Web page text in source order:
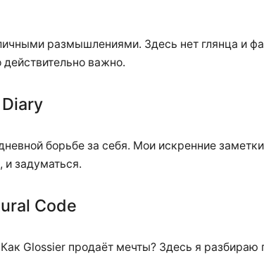
размышлениями. Здесь нет глянца и
действительно важно.
борьбе за себя. Мои искренние
и задуматься.
Code
Glossier продаёт мечты? Здесь я разбираю